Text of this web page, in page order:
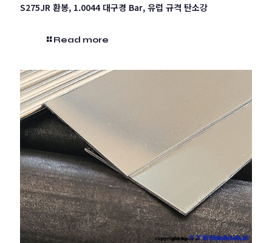
S275JR 환봉, 1.0044 대구경 Bar, 유럽 규격 탄소강
Read more